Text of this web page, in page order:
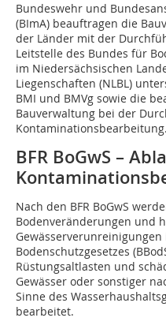
Bundeswehr und
(BImA) beauftragen die
der Länder mit der
Leitstelle des Bundes für
im Niedersächsischen
Liegenschaften (NLBL)
BMI und BMVg sowie die
Bauverwaltung bei der
Kontaminationsbearbeitung.
BFR BoGwS –
Nach den BFR BoGwS
Bodenveränderungen und
Bodenschutzgesetzes
Rüstungsaltlasten und
Gewässer oder sonstiger
Sinne des
bearbeitet.